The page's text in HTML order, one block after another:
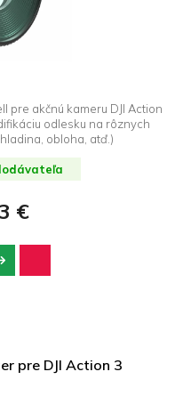
pre akčnú kameru DJI Action
odlesku na rôznych
obloha, atď.)
€
pre DJI Action 3